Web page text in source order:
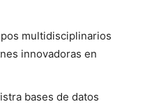
multidisciplinarios
innovadoras en
bases de datos